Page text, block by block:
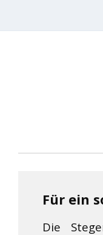
Für ein
Die